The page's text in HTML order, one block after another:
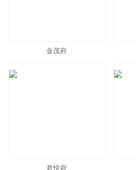
金茂府
君悦府